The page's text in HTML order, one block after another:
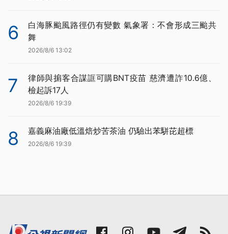
6
白海豚颱風路徑仍有變數 氣象署：不會形成三颱共
舞
2026/8/6 13:02
7
律師與掮客合謀誆可購BNT疫苗 慈濟遭詐10.6億、
檢起訴17人
2026/8/6 19:39
8 嘉義麻油廠低溫焙炒苦茶油 仍驗出苯駢芘超標
2026/8/6 19:39